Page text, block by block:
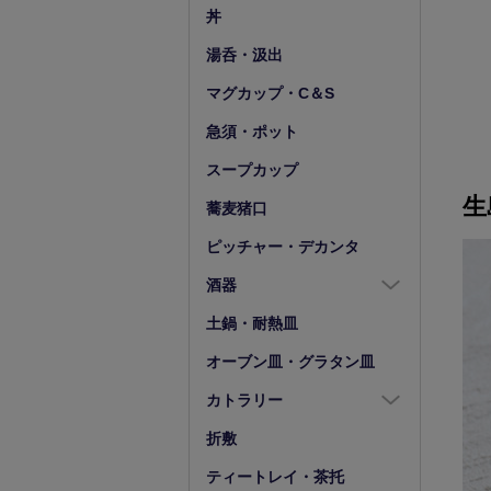
丼
湯呑・汲出
マグカップ・C＆S
急須・ポット
スープカップ
蕎麦猪口
ピッチャー・デカンタ
酒器
酒器全商品
徳利
土鍋・耐熱皿
オーブン皿・グラタン皿
カトラリー
カトラリー全商品
箸
折敷
ティートレイ・茶托